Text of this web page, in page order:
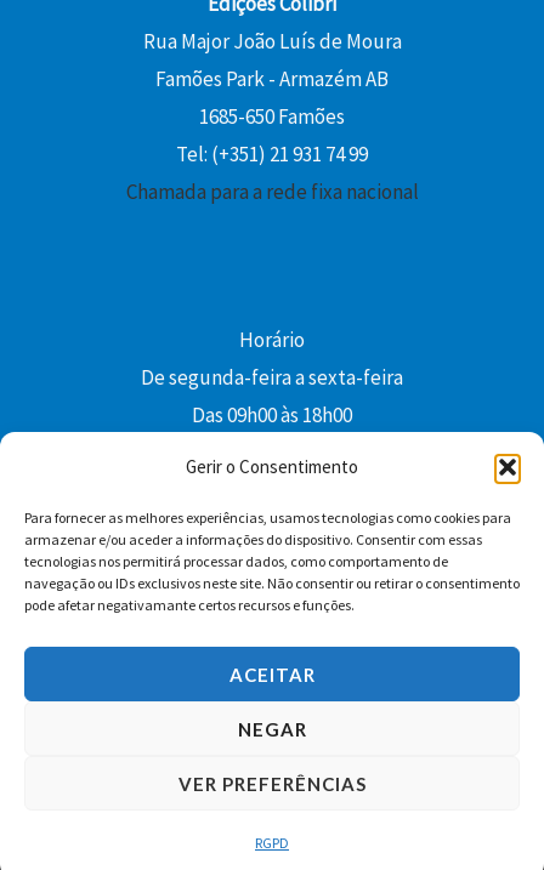
Gerir o Consentimento
Para fornecer as melhores experiências, usamos tecnologias como cookies para
armazenar e/ou aceder a informações do dispositivo. Consentir com essas
tecnologias nos permitirá processar dados, como comportamento de
navegação ou IDs exclusivos neste site. Não consentir ou retirar o consentimento
pode afetar negativamante certos recursos e funções.
ACEITAR
NEGAR
VER PREFERÊNCIAS
RGPD
Rua Major João Luís de Moura
Famões Park - Armazém AB
1685-650 Famões
Tel: (+351) 21 931 74 99
Chamada para a rede fixa nacional
Horário
De segunda-feira a sexta-feira
Das 09h00 às 18h00
Facebook YouTube Instagram
Whatsapp
Condições Gerais de Venda
Copyright © 2026 Edições Colibri